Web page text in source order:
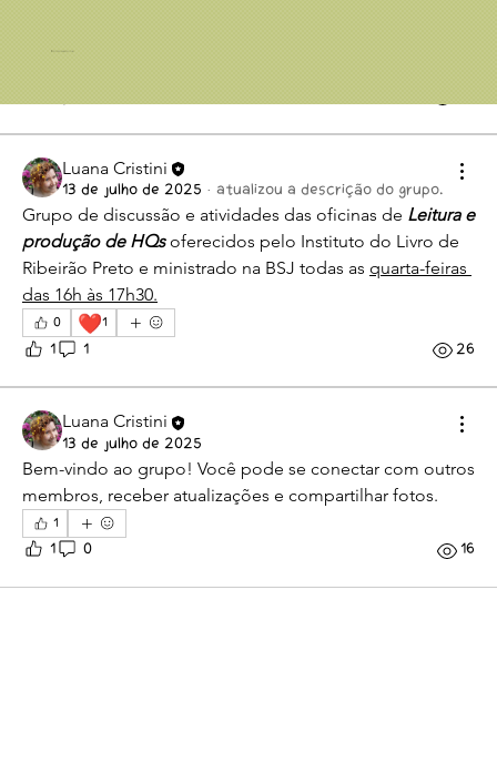
Luana Cristini
13 de julho de 2025 · atualizou a descrição do grupo.
Grupo de discussão e atividades das oficinas de Leitura e
produção de HQs oferecidos pelo Instituto do Livro de
Ribeirão Preto e ministrado na BSJ todas as quarta-feiras
das 16h às 17h30.
0 ❤️1
1 1 26
Luana Cristini
13 de julho de 2025
Bem-vindo ao grupo! Você pode se conectar com outros
membros, receber atualizações e compartilhar fotos.
1
1 0 16
© 2025 por Luana Cristini